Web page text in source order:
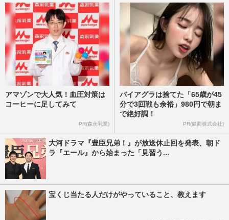
アマゾンで大人気！血圧対策は
コーヒーに足してみて
PR(森永乳業)
バイアグラは捨てた「65歳が45
分で3回戦も余裕」980円で朝ま
で絶好調！
PR(健商株式会社)
大河ドラマ『豊臣兄弟！』が放送休止回を発表、朝ド
ラ『エール』から始まった「見習う...
宝くじ当たる人だけがやっていること、教えます